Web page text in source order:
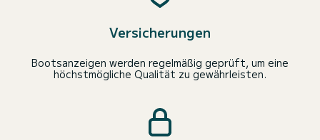
Versicherungen
Bootsanzeigen werden regelmäßig geprüft, um eine
höchstmögliche Qualität zu gewährleisten.